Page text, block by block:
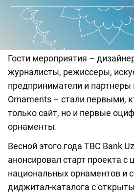
Гости мероприятия –
журналисты, режиссеры,
предприниматели и партнеры
Ornaments – стали первыми,
только сайт, но и первые
орнаменты.
Весной этого года TBC Bank
анонсировал старт проекта
национальных орнаментов и
диджитал-каталога с